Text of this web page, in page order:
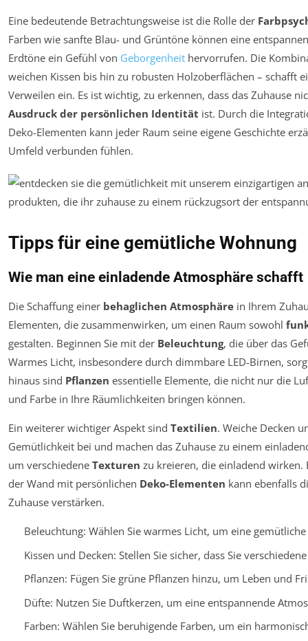
Eine bedeutende Betrachtungsweise ist die Rolle der
Farben wie sanfte Blau- und Grüntöne können eine
Erdtöne ein Gefühl von Geborgenheit hervorrufen. Die
weichen Kissen bis hin zu robusten Holzoberflächen – schafft
Verweilen ein. Es ist wichtig, zu erkennen, dass das Zuhause
Ausdruck der persönlichen Identität ist. Durch die
Deko-Elementen kann jeder Raum seine eigene Geschichte
Umfeld verbunden fühlen.
Tipps für eine gemütliche Wohnung
Wie man eine einladende Atmosphäre schafft
Die Schaffung einer behaglichen Atmosphäre in Ihrem
Elementen, die zusammenwirken, um einen Raum sowohl
gestalten. Beginnen Sie mit der Beleuchtung, die über das
Warmes Licht, insbesondere durch dimmbare LED-Birnen,
hinaus sind Pflanzen essentielle Elemente, die nicht nur die
und Farbe in Ihre Räumlichkeiten bringen können.
Ein weiterer wichtiger Aspekt sind Textilien. Weiche Decken
Gemütlichkeit bei und machen das Zuhause zu einem
um verschiedene Texturen zu kreieren, die einladend wirken.
der Wand mit persönlichen Deko-Elementen kann ebenfalls
Zuhause verstärken.
Beleuchtung: Wählen Sie warmes Licht, um eine
Kissen und Decken: Stellen Sie sicher, dass Sie
Pflanzen: Fügen Sie grüne Pflanzen hinzu, um Leben und
Düfte: Nutzen Sie Duftkerzen, um eine entspannende
Farben: Wählen Sie beruhigende Farben, um ein